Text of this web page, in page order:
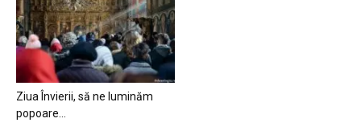
Ziua Învierii, să ne luminăm
popoare…